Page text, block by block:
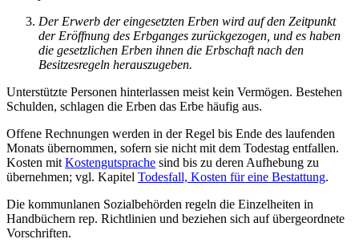
Der Erwerb der eingesetzten Erben wird auf den Zeitpunkt
der Eröffnung des Erbganges zurückgezogen, und es haben
die gesetzlichen Erben ihnen die Erbschaft nach den
Besitzesregeln herauszugeben.
Unterstützte Personen hinterlassen meist kein Vermögen. Bestehen
Schulden, schlagen die Erben das Erbe häufig aus.
Offene Rechnungen werden in der Regel bis Ende des laufenden
Monats übernommen, sofern sie nicht mit dem Todestag entfallen.
Kosten mit Kostengutsprache sind bis zu deren Aufhebung zu
übernehmen; vgl. Kapitel Todesfall, Kosten für eine Bestattung.
Die kommunlanen Sozialbehörden regeln die Einzelheiten in
Handbüchern rep. Richtlinien und beziehen sich auf übergeordnete
Vorschriften.